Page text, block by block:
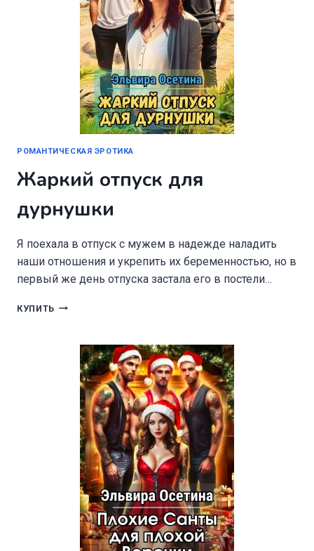
РОМАНТИЧЕСКАЯ ЭРОТИКА
Жаркий отпуск для
дурнушки
Я поехала в отпуск с мужем в надежде наладить
наши отношения и укрепить их беременностью, но в
первый же день отпуска застала его в постели…
КУПИТЬ ЖАРКИЙ
ДУРНУШКИ